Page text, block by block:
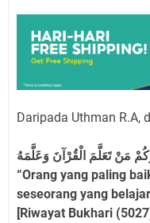
Daripada Uthman R.A,
مَنْ تَعَلَّمَ الْقُرْآنَ وَعَلَّمَهُ
“Orang yang paling
seseorang yang
[Riwayat Bukhari